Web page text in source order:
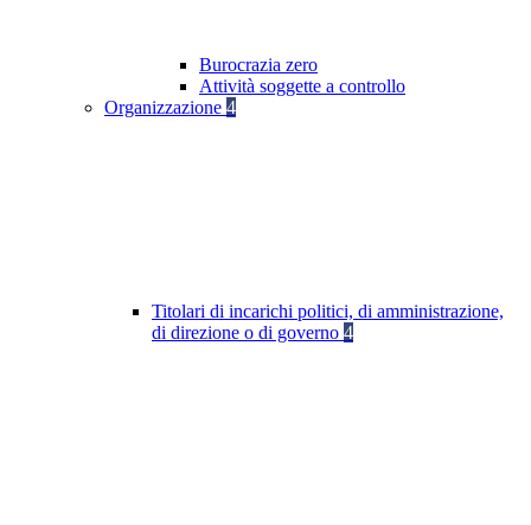
Burocrazia zero
Attività soggette a controllo
Organizzazione 4
Titolari di incarichi politici, di amministrazione,
di direzione o di governo 4